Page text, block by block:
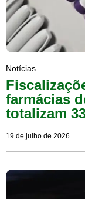
Notícias
farmácias
totalizam
19 de julho de 2026